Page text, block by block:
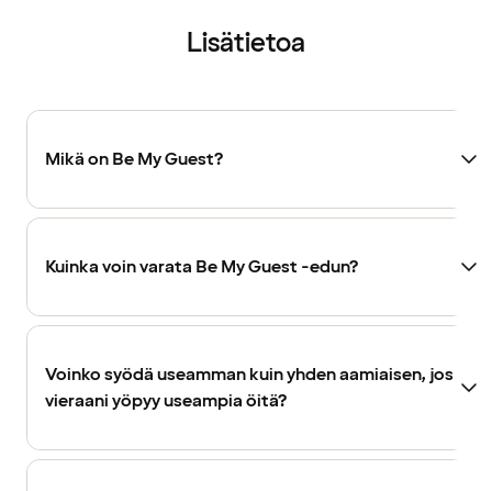
Lisätietoa
Mikä on Be My Guest?
Kuinka voin varata Be My Guest -edun?
Voinko syödä useamman kuin yhden aamiaisen, jos
vieraani yöpyy useampia öitä?